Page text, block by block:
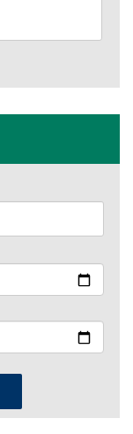
Jun
Jul
Jun
Jul